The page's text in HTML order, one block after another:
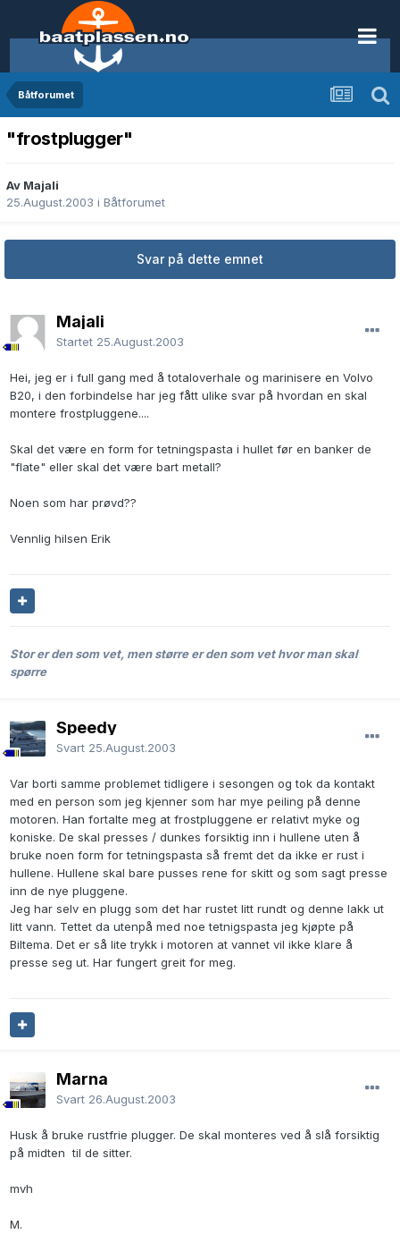
Båtforumet
"frostplugger"
Av Majali
25.August.2003 i Båtforumet
Svar på dette emnet
Majali
Startet 25.August.2003
Hei, jeg er i full gang med å totaloverhale og marinisere en Volvo
B20, i den forbindelse har jeg fått ulike svar på hvordan en skal
montere frostpluggene....
Skal det være en form for tetningspasta i hullet før en banker de
"flate" eller skal det være bart metall?
Noen som har prøvd??
Vennlig hilsen Erik
Stor er den som vet, men større er den som vet hvor man skal
spørre
Speedy
Svart 25.August.2003
Var borti samme problemet tidligere i sesongen og tok da kontakt
med en person som jeg kjenner som har mye peiling på denne
motoren. Han fortalte meg at frostpluggene er relativt myke og
koniske. De skal presses / dunkes forsiktig inn i hullene uten å
bruke noen form for tetningspasta så fremt det da ikke er rust i
hullene. Hullene skal bare pusses rene for skitt og som sagt presse
inn de nye pluggene.
Jeg har selv en plugg som det har rustet litt rundt og denne lakk ut
litt vann. Tettet da utenpå med noe tetnigspasta jeg kjøpte på
Biltema. Det er så lite trykk i motoren at vannet vil ikke klare å
presse seg ut. Har fungert greit for meg.
Marna
Svart 26.August.2003
Husk å bruke rustfrie plugger. De skal monteres ved å slå forsiktig
på midten til de sitter.
mvh
M.